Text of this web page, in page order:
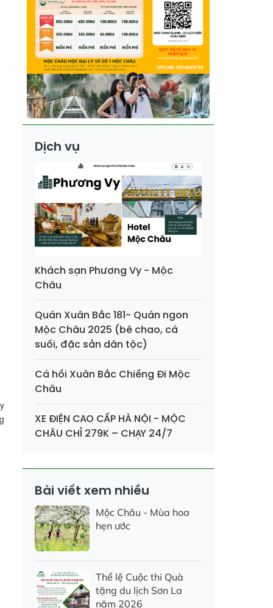
Dịch vụ
Khách sạn Phương Vy - Mộc
Châu
Quán Xuân Bắc 181- Quán ngon
Mộc Châu 2025 (bê chao, cá
suối, đặc sản dân tộc)
Cá hồi Xuân Bắc Chiềng Đi Mộc
Châu
XE ĐIỆN CAO CẤP HÀ NỘI - MỘC
CHÂU CHỈ 279K – CHẠY 24/7
Bài viết xem nhiều
Mộc Châu - Mùa hoa
hẹn ước
Thể lệ Cuộc thi Quà
tặng du lịch Sơn La
năm 2026